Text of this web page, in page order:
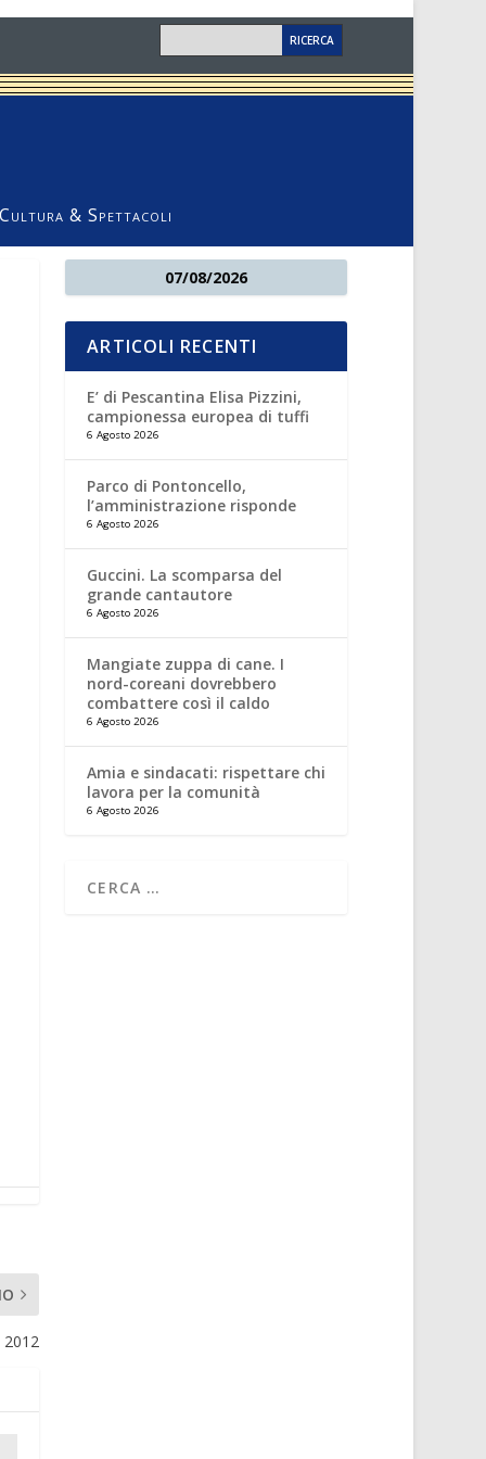
Cultura & Spettacoli
2012
07/08/2026
ARTICOLI RECENTI
E’ di Pescantina Elisa Pizzini,
campionessa europea di tuffi
6 Agosto 2026
Parco di Pontoncello,
l’amministrazione risponde
6 Agosto 2026
Guccini. La scomparsa del
grande cantautore
6 Agosto 2026
Mangiate zuppa di cane. I
nord-coreani dovrebbero
combattere così il caldo
6 Agosto 2026
Amia e sindacati: rispettare chi
lavora per la comunità
6 Agosto 2026